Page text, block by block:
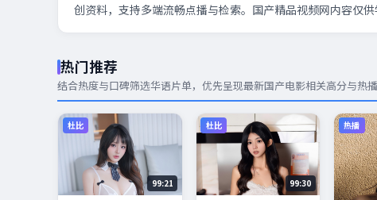
创资料，支持多端流畅点播与检索。国产精品视频网内容仅供
热门推荐
结合热度与口碑筛选华语片单，优先呈现最新国产电影相关高分与热
杜比
99:21
杜比
99:30
热播